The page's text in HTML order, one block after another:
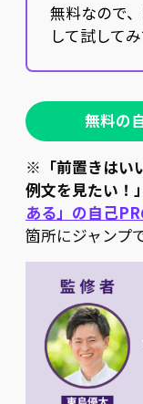
無料なので
して試して
無料の
※ 「前置きは
例文を見たい！」
ある」の自己
箇所にジャンプ